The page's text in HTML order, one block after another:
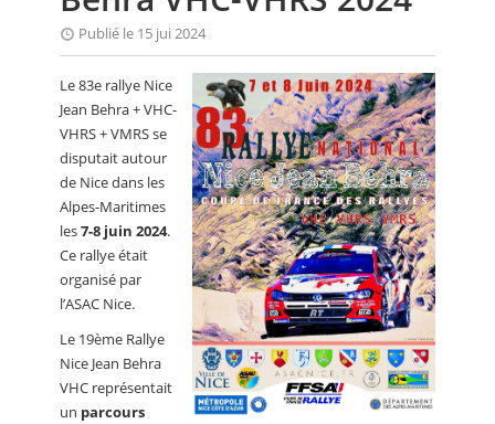
PETITES ANNONCES
Publié le 15 jui 2024
Le 83e rallye Nice
Jean Behra + VHC-
VHRS + VMRS se
disputait autour
de Nice dans les
Alpes-Maritimes
les7-8 juin 2024.
Ce rallye était
organisé par
l’ASAC Nice.
Le 19ème Rallye
Nice Jean Behra
VHC représentait
un parcours